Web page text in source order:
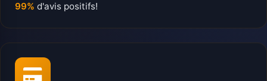
99% d'avis positifs!